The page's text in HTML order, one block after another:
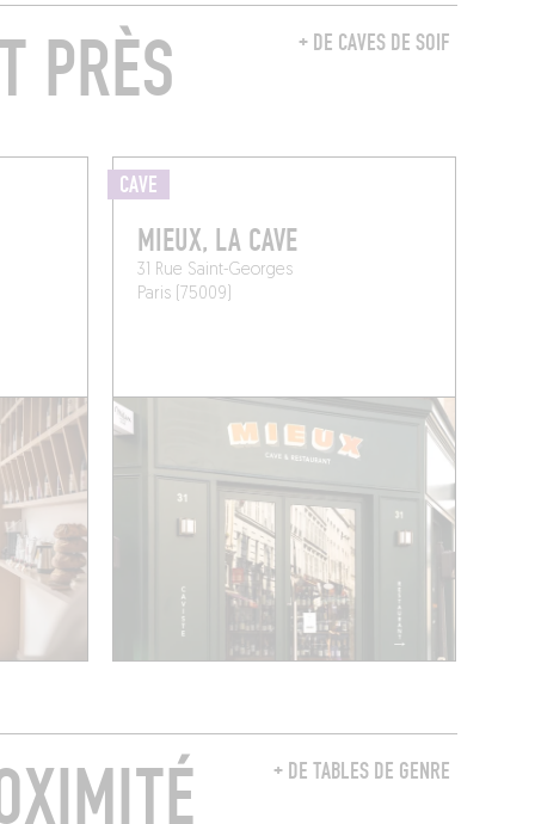
+ DE CAVES DE SOIF
PRÈS
CAVE
MIEUX, LA CAVE
31 Rue Saint-Georges
Paris (75009)
+ DE TABLES DE GENRE